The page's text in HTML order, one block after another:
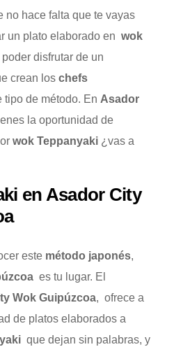
no hace falta que te vayas
un plato elaborado enwok
disfrutar de un
crean loschefs
tipo de método. En Asador
la oportunidad de
wok Teppanyaki ¿vas a
en Asador City
este método japonés,
es tu lugar. El
Wok Guipúzcoa, ofrece a
de platos elaborados a
que dejan sin palabras, y